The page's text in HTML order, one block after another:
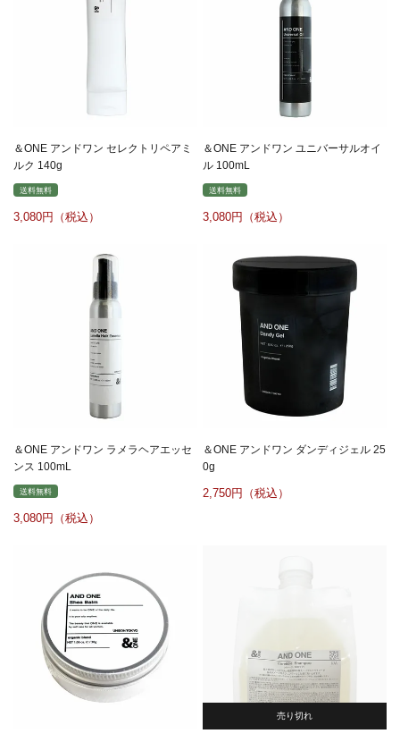
＆ONE アンドワン セレクトリペアミ
ルク 140g
送料無料
3,080
＆ONE アンドワン ユニバーサルオイ
ル 100mL
送料無料
3,080
＆ONE アンドワン ラメラヘアエッセ
ンス 100mL
送料無料
3,080
＆ONE アンドワン ダンディジェル 25
0g
2,750
売り切れ